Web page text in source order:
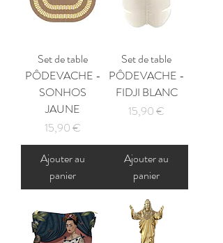
Set de table
PÔDEVACHE -
SONHOS
JAUNE
Prix
15,90 €
Ajouter au
panier
Set de table
PÔDEVACHE -
FIDJI BLANC
Prix
15,90 €
Ajouter au
panier